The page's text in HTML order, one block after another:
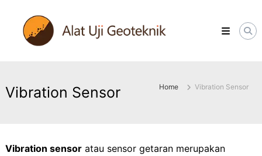
content
ALATUJIGEOTEKNIK.COM
DISTRIBUTOR
INSTRUMENT
Vibration Sensor Home Vibration Sensor
Vibration sensoratau sensor getaran merupakan